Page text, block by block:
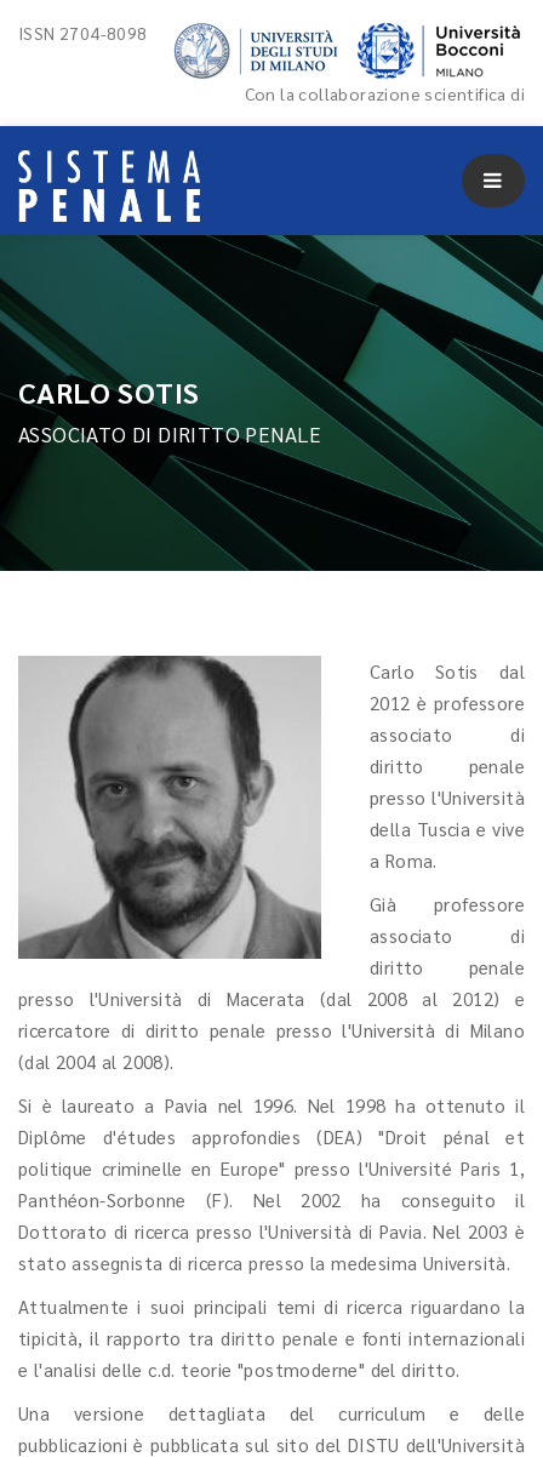
ISSN 2704-8098
Con la collaborazione scientifica di
CARLO SOTIS
ASSOCIATO DI DIRITTO PENALE
Carlo Sotis dal
2012 è professore
associato di
diritto penale
presso l'Università
della Tuscia e vive
a Roma.
Già professore
associato di
diritto penale
presso l'Università di Macerata (dal 2008 al 2012) e
ricercatore di diritto penale presso l'Università di Milano
(dal 2004 al 2008).
Si è laureato a Pavia nel 1996. Nel 1998 ha ottenuto il
Diplôme d'études approfondies (DEA) "Droit pénal et
politique criminelle en Europe" presso l'Université Paris 1,
Panthéon-Sorbonne (F). Nel 2002 ha conseguito il
Dottorato di ricerca presso l'Università di Pavia. Nel 2003 è
stato assegnista di ricerca presso la medesima Università.
Attualmente i suoi principali temi di ricerca riguardano la
tipicità, il rapporto tra diritto penale e fonti internazionali
e l'analisi delle c.d. teorie "postmoderne" del diritto.
Una versione dettagliata del curriculum e delle
pubblicazioni è pubblicata sul sito del DISTU dell'Università